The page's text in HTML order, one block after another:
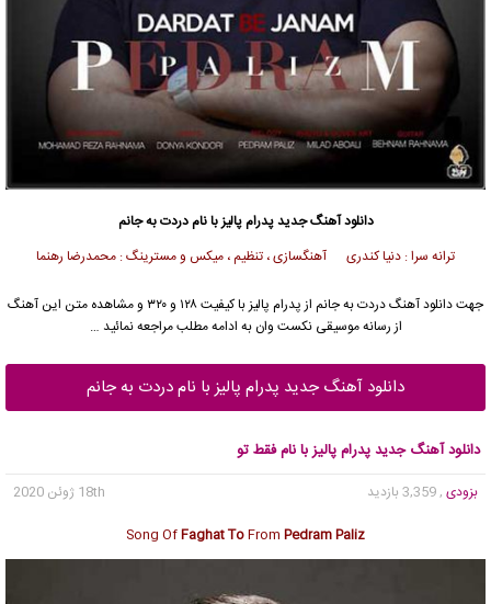
دانلود آهنگ جدیدپدرام پالیزبا نام دردت به جانم
ترانه سرا : دنیا کندری آهنگسازی ، تنظیم ، میکس و مسترینگ : محمدرضا رهنما
جهت دانلود آهنگ دردت به جانم از پدرام پالیز
با کیفیت ۱۲۸ و ۳۲۰ و مشاهده متن این آهنگ
از رسانه موسیقی نکست وان به ادامه مطلب مراجعه نمائید …
دانلود آهنگ جدید پدرام پالیز با نام دردت به جانم
دانلود آهنگ جدید پدرام پالیز با نام فقط تو
بزودی , 3,359 بازدید
18th ژوئن 2020
Song OfFaghat ToFrom Pedram Paliz